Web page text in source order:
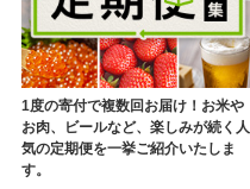
1度の寄付で複数回お届け！お米や
お肉、ビールなど、楽しみが続く人
気の定期便を一挙ご紹介いたしま
す。